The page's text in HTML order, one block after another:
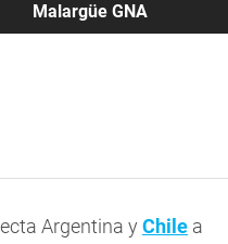
Malargüe GNA
Argentina y Chile a